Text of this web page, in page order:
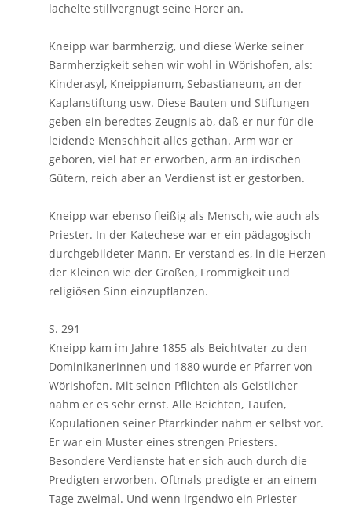
lächelte stillvergnügt seine Hörer an.
Kneipp war barmherzig, und diese Werke seiner
Barmherzigkeit sehen wir wohl in Wörishofen, als:
Kinderasyl, Kneippianum, Sebastianeum, an der
Kaplanstiftung usw. Diese Bauten und Stiftungen
geben ein beredtes Zeugnis ab, daß er nur für die
leidende Menschheit alles gethan. Arm war er
geboren, viel hat er erworben, arm an irdischen
Gütern, reich aber an Verdienst ist er gestorben.
Kneipp war ebenso fleißig als Mensch, wie auch als
Priester. In der Katechese war er ein pädagogisch
durchgebildeter Mann. Er verstand es, in die Herzen
der Kleinen wie der Großen, Frömmigkeit und
religiösen Sinn einzupflanzen.
S. 291
Kneipp kam im Jahre 1855 als Beichtvater zu den
Dominikanerinnen und 1880 wurde er Pfarrer von
Wörishofen. Mit seinen Pflichten als Geistlicher
nahm er es sehr ernst. Alle Beichten, Taufen,
Kopulationen seiner Pfarrkinder nahm er selbst vor.
Er war ein Muster eines strengen Priesters.
Besondere Verdienste hat er sich auch durch die
Predigten erworben. Oftmals predigte er an einem
Tage zweimal. Und wenn irgendwo ein Priester